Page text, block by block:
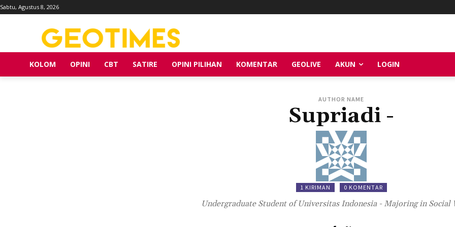
Sabtu, Agustus 8, 2026
KOLOM OPINI CBT SATIRE OPINI PILIHAN KOMENTAR GEOLIVE AKUN LOGIN
AUTHOR NAME
Supriadi -
1 KIRIMAN 0 KOMENTAR
Undergraduate Student of Universitas Indonesia - Majoring in Social